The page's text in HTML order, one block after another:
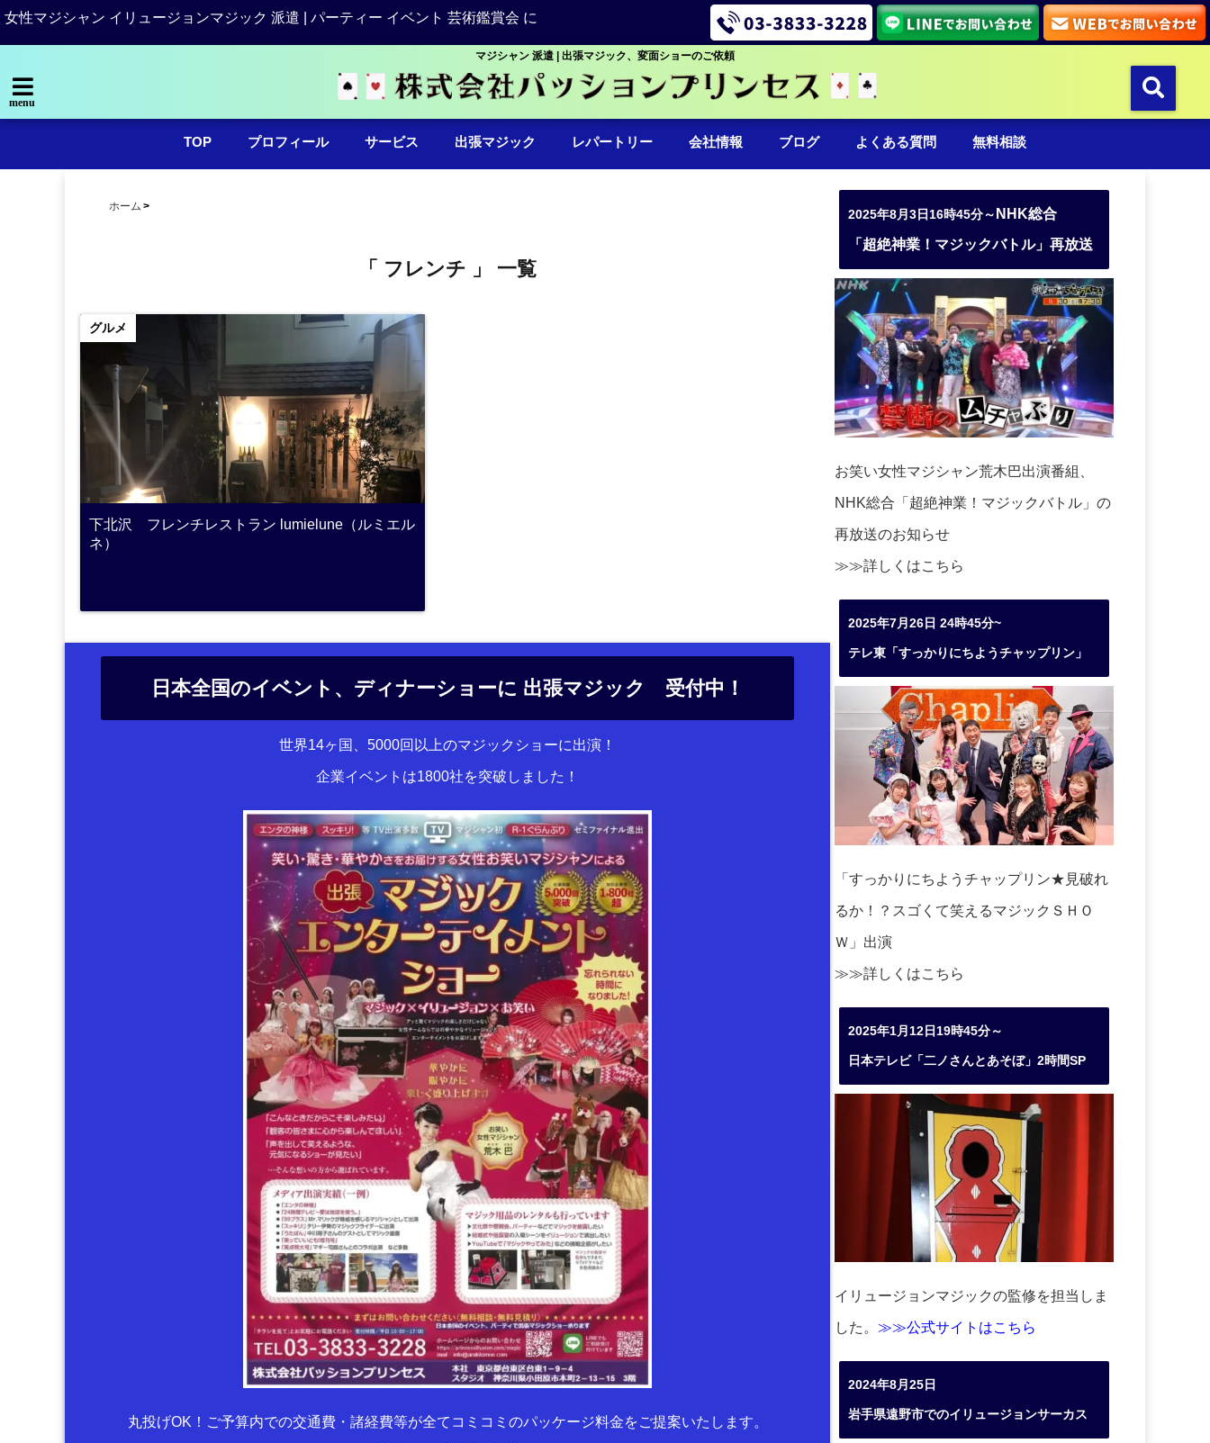
女性マジシャン イリュージョンマジック 派遣 | パーティー イベント 芸術鑑賞会 に
マジシャン 派遣 | 出張マジック、変面ショーのご依頼
menu
TOP プロフィール サービス 出張マジック レパートリー 会社情報 ブログ よくある質問 無料相談
ホーム
「 フレンチ 」 一覧
グルメ
下北沢 フレンチレストラン lumielune（ルミエル
ネ）
日本全国のイベント、ディナーショーに 出張マジック 受付中！
世界14ヶ国、5000回以上のマジックショーに出演！
企業イベントは1800社を突破しました！
丸投げOK！ご予算内での交通費・諸経費等が全てコミコミのパッケージ料金をご提案いたします。
2025年8月3日16時45分～ NHK総合
「超絶神業！マジックバトル」再放送
お笑い女性マジシャン荒木巴出演番組、
NHK総合「超絶神業！マジックバトル」の
再放送のお知らせ
≫≫詳しくはこちら
2025年7月26日 24時45分~
テレ東「すっかりにちようチャップリン」
「すっかりにちようチャップリン★見破れ
るか！？スゴくて笑えるマジックＳＨＯ
Ｗ」出演
≫≫詳しくはこちら
2025年1月12日19時45分～
日本テレビ「二ノさんとあそぼ」2時間SP
イリュージョンマジックの監修を担当しま
した。 ≫≫公式サイトはこちら
2024年8月25日
岩手県遠野市でのイリュージョンサーカス